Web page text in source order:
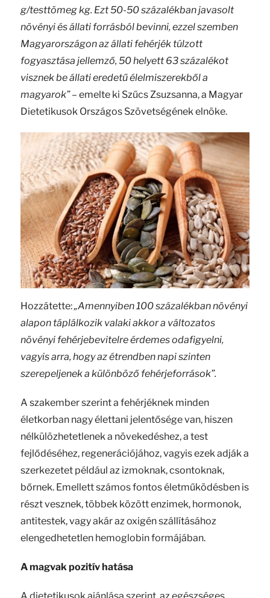
g/testtömeg kg. Ezt 50-50 százalékban javasolt
növényi és állati forrásból bevinni, ezzel szemben
Magyarországon az állati fehérjék túlzott
fogyasztása jellemző, 50 helyett 63 százalékot
visznek be állati eredetű élelmiszerekből a
magyarok”– emelte ki Szűcs Zsuzsanna, a Magyar
Dietetikusok Országos Szövetségének elnöke.
Hozzátette:„Amennyiben 100 százalékban növényi
alapon táplálkozik valaki akkor a változatos
növényi fehérjebevitelre érdemes odafigyelni,
vagyis arra, hogy az étrendben napi szinten
szerepeljenek a különböző fehérjeforrások”.
A szakember szerint a fehérjéknek minden
életkorban nagy élettani jelentősége van, hiszen
nélkülözhetetlenek a növekedéshez, a test
fejlődéséhez, regenerációjához, vagyis ezek adják a
szerkezetet például az izmoknak, csontoknak,
bőrnek. Emellett számos fontos életműködésben is
részt vesznek, többek között enzimek, hormonok,
antitestek, vagy akár az oxigén szállításához
elengedhetetlen hemoglobin formájában.
A magvak pozitív hatása